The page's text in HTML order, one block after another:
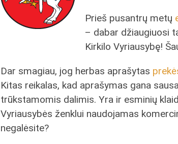
Prieš pusantrų metų
– dabar džiaugiuosi
Kirkilo Vyriausybę!
Dar smagiau, jog herbas aprašytas
Kitas reikalas, kad aprašymas gana
trūkstamomis dalimis. Yra ir esminių
Vyriausybės ženklui naudojamas
negalėsite?